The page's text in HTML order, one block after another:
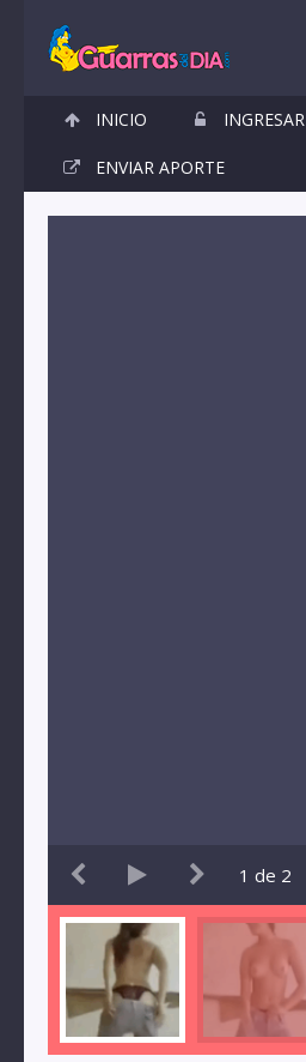
INICIO INGRESAR
ENVIAR APORTE
1 de 2